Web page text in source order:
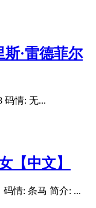
·雷德菲尔
码情: 无...
【中文】
情: 条马 简介: ...